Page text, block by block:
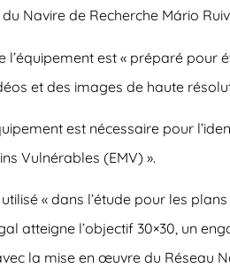
Navire de Recherche Mário
l’équipement est « préparé
et des images de haute
est nécessaire pour
Vulnérables (EMV) ».
« dans l’étude pour les
atteigne l’objectif 30×30, un
la mise en œuvre du Réseau